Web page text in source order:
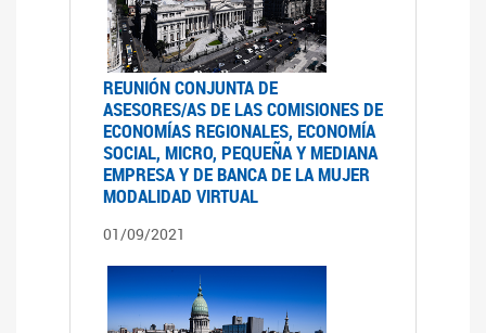
REUNIÓN CONJUNTA DE
ASESORES/AS DE LAS COMISIONES DE
ECONOMÍAS REGIONALES, ECONOMÍA
SOCIAL, MICRO, PEQUEÑA Y MEDIANA
EMPRESA Y DE BANCA DE LA MUJER
MODALIDAD VIRTUAL
01/09/2021